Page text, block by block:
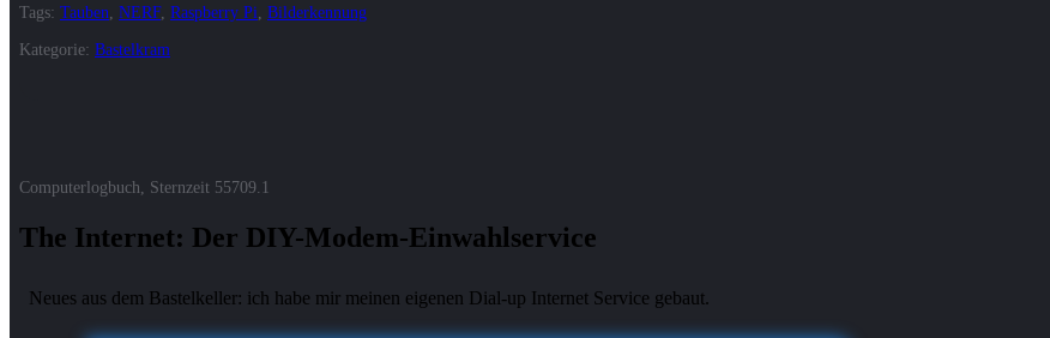
Tags: Tauben NERF, Raspberry Pi Bilderkennung
Kategorie: Bastelkram
Computerlogbuch, Sternzeit 55709.1
The Internet: Der DIY-Modem-Einwahlservice